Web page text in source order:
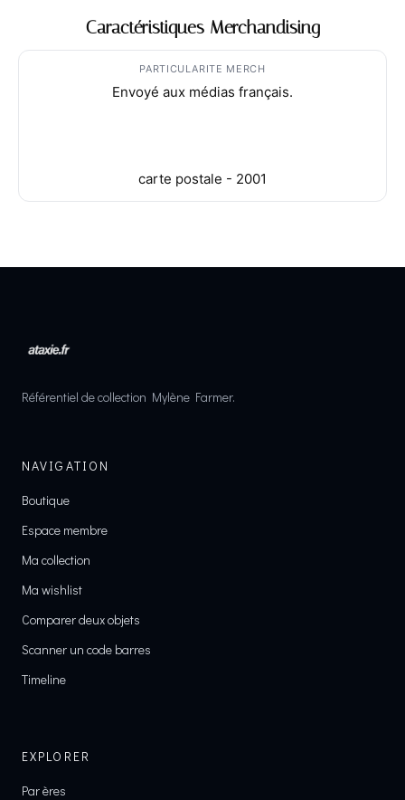
Caractéristiques Merchandising
PARTICULARITE MERCH
Envoyé aux médias français.
carte postale - 2001
Référentiel de collection Mylène Farmer.
NAVIGATION
Boutique
Espace membre
Ma collection
Ma wishlist
Comparer deux objets
Scanner un code barres
Timeline
EXPLORER
Par ères